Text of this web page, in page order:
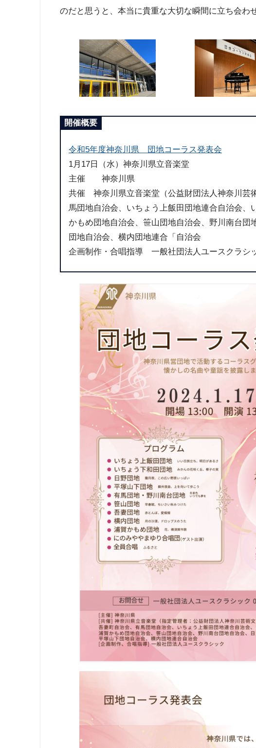
のだと思うと、本当に貴重な大切な瞬間に立ち会わ
開催概要
令和5年度神奈川県 団地コーラス発表会
1月17日（水）神奈川県立音楽堂
主催 神奈川県
共催 神奈川県立音楽堂（公益財団法人神奈川芸
馬団地自治会、いちょう上飯田団地連合自治会、
かもめ団地自治会、笹山団地自治会、野川南台団
団地自治会、横内団地連合「自治会
企画制作・合唱指導 一般社団法人ユースクラシ